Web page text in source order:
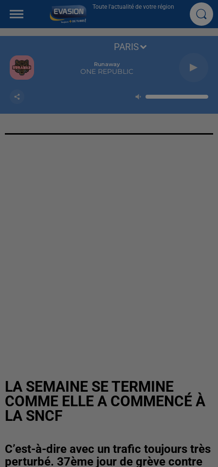
Toute l'actualité de votre région
Runaway
ONE REPUBLIC
PARIS
LA SEMAINE SE TERMINE
COMME ELLE A COMMENCÉ À
LA SNCF
C’est-à-dire avec un trafic toujours très
perturbé. 37ème jour de grève contre